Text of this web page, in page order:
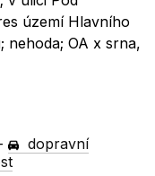
území Hlavního
nehoda; OA x srna,
dopravní